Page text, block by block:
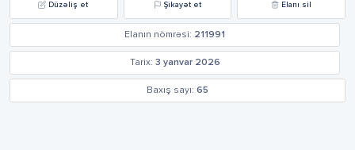
Düzəliş et Şikayət et Elanı sil
Elanın nömrəsi: 211991
Tarix: 3 yanvar 2026
Baxış sayı: 65